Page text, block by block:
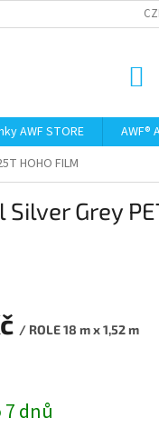
ZBOŽÍ
AWF STORE
AWF®
HOHO FILM
Grey
/ ROLE 18 m x 1,52 m
7 dnů